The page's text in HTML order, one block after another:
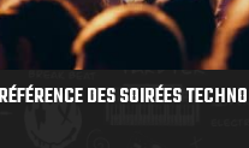
DES SOIRÉES